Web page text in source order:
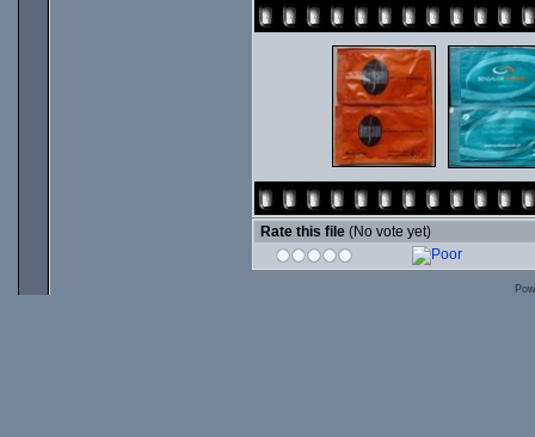
Rate this file (No vote yet)